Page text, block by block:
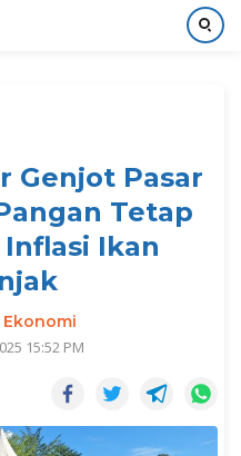
Genjot Pasar
Tetap
Ikan
Ekonomi
15:52 PM